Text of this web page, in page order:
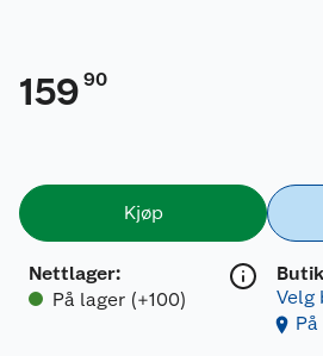
159 90
Kjøp
Nettlager:
På lager (+100)
Velg